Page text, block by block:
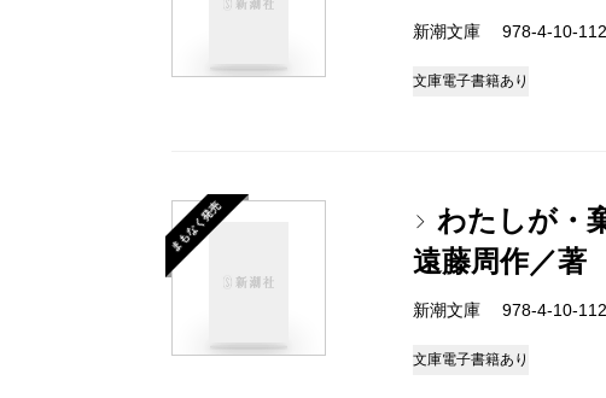
新潮文庫 978-4-10-
文庫電子書籍あり
まもなく発売
わたしが・
遠藤周作／著
新潮文庫 978-4-10-
文庫電子書籍あり